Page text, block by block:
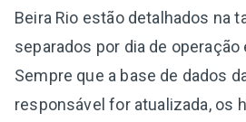
Beira Rio estão detalhados na
separados por dia de operação
Sempre que a base de dados
responsável for atualizada, os